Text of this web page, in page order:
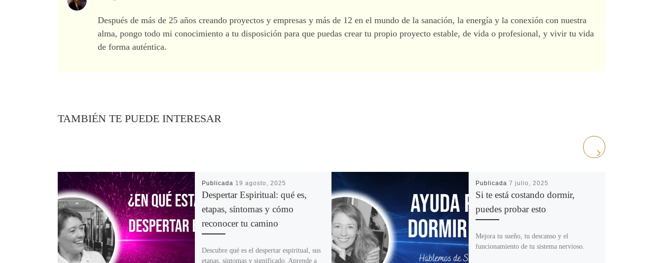
Después de más de 25 años creando proyectos y empresas y más de 12 en el mundo de la sanación, la energía y la conexión con nuestra
alma, pongo todo mi conocimiento a tu disposición para que puedas crear tu propio proyecto estable, de vida o profesional, y vivir tu vida
de forma auténtica.
TAMBIÉN TE PUEDE INTERESAR
Publicada 19 agosto, 2025
Despertar Espiritual: qué es,
etapas, síntomas y cómo
reconocer tu camino
Descubre qué es el despertar espiritual, sus
etapas, síntomas y significado. Aprende a
Publicada 7 julio, 2025
Si te está costando dormir,
puedes probar esto
Mejora tu sueño, tu descanso y el
funcionamiento de tu sistema nervioso.